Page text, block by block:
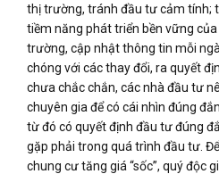
thị trường, tránh đầu tư cảm tính;
tiềm năng phát triển bền vững
trường, cập nhật thông tin mỗi
chóng với các thay đổi, ra quyết
chưa chắc chắn, các nhà đầu tư
chuyên gia để có cái nhìn đúng
từ đó có quyết định đầu tư đúng
gặp phải trong quá trình đầu tư.
chung cư tăng giá “sốc”, quý độc